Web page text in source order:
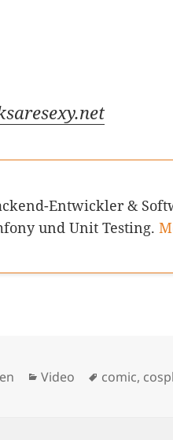
Entwickler &
und Unit Testing.
Kategorien
Video comic,